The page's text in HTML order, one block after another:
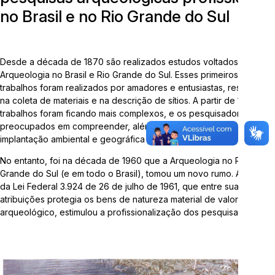
no Brasil e no Rio Grande do Sul
Desde a década de 1870 são realizados estudos voltados à
Arqueologia no Brasil e Rio Grande do Sul. Esses primeiros
trabalhos foram realizados por amadores e entusiastas, resultando
na coleta de materiais e na descrição de sítios. A partir de 1950, os
trabalhos foram ficando mais complexos, e os pesquisadores mais
preocupados em compreender, além da cultura material, a
implantação ambiental e geográfica dos sítios.
No entanto, foi na década de 1960 que a Arqueologia no Rio
Grande do Sul (e em todo o Brasil), tomou um novo rumo. A criação
da Lei Federal 3.924 de 26 de julho de 1961, que entre suas
atribuições protegia os bens de natureza material de valor
arqueológico, estimulou a profissionalização dos pesquisadores.
Telefone:3714-7000 (Ramal 5563 ou 5505)
Desenvolvido por